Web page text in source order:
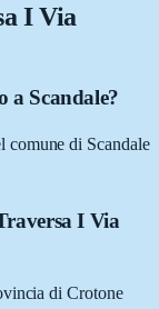
I Via
a Scandale?
comune di Scandale
I Via
di Crotone